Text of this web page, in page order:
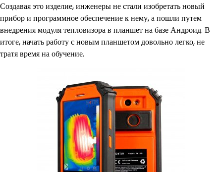
Создавая это изделие, инженеры не стали изобретать новый
прибор и программное обеспечение к нему, а пошли путем
внедрения модуля тепловизора в планшет на базе Андроид. В
итоге, начать работу с новым планшетом довольно легко, не
тратя время на обучение.